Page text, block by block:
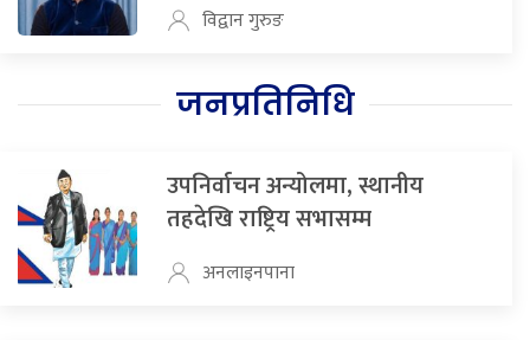
विद्वान गुरुङ
जनप्रतिनिधि
उपनिर्वाचन अन्योलमा, स्थानीय
तहदेखि राष्ट्रिय सभासम्म
अनलाइनपाना